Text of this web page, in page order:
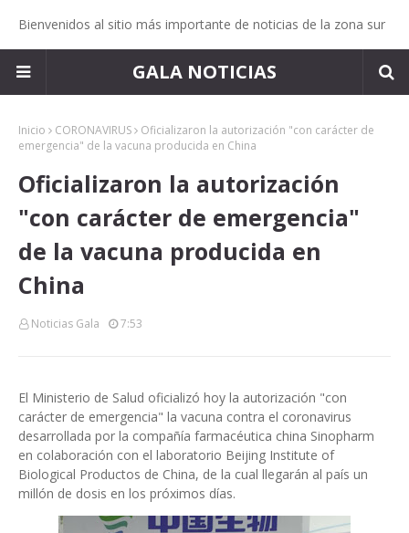
Bienvenidos al sitio más importante de noticias de la zona sur
GALA NOTICIAS
Inicio CORONAVIRUS
Oficializaron la autorización "con carácter de
emergencia" de la vacuna producida en China
Oficializaron la autorización
"con carácter de emergencia"
de la vacuna producida en
China
Noticias Gala 7:53
El Ministerio de Salud oficializó hoy la autorización "con
carácter de emergencia" la vacuna contra el coronavirus
desarrollada por la compañía farmacéutica china Sinopharm
en colaboración con el laboratorio Beijing Institute of
Biological Productos de China, de la cual llegarán al país un
millón de dosis en los próximos días.